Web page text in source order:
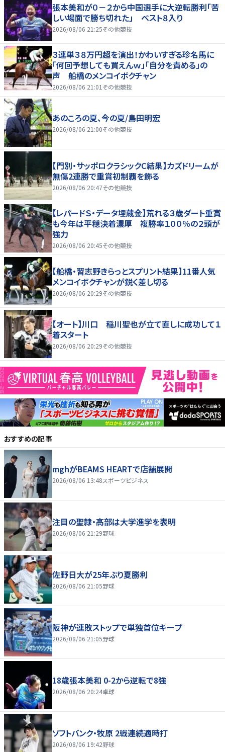
張本美和が０－２から中国選手に大逆転勝利「苦
しい場面で勝ち切れた」 ベスト８入り
2026/08/06 21:25その他競技
３連単３８万円超を演出！かわいすぎる珍名馬に
「何回予想しても買えんｗ」「自分を責める」の
声 船橋のメンコイボクチャン
2026/08/06 21:01 その他競技
あのころの夏、今の夏/島田明宏
2026/08/06 21:00その他競技
【門別・サッポロクラシックC結果】カズドリームが
無傷2連勝で重賞初制覇を飾る
2026/08/06 20:47その他競技
【レパードＳ・データ埋蔵金】荒れる３歳ダート重賞
も今年は平穏決着濃厚 複勝率１００％の２頭が
強力
2026/08/06 20:45その他競技
【船橋・習志野きらっとスプリント結果】11番人気
メンコイボクチャンが鋭く差し切る
2026/08/06 20:29その他競技
【オート】川口 稲川聖也が立て直しに成功して１
着スタート
2026/08/06 20:29その他競技
おすすめの記事
mghがBEAMS HEARTで店舗展開
2026/08/06 13:48スポーツビジネス
注目の聖隷・高部は大学進学を表明
2026/08/06 21:29野球
佐野日大が25年ぶり夏勝利
2026/08/06 21:05野球
阪神が連敗ストップで単独首位キープ
2026/08/06 21:05野球
18歳張本美和 0-2から逆転で8強
2026/08/06 20:24卓球
ソフトバンク・牧原 2戦連続適時打
2026/08/06 19:42野球